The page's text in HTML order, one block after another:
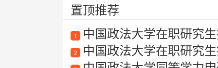
置顶推荐
1 中国政法大学在职研究
2 中国政法大学在职研究